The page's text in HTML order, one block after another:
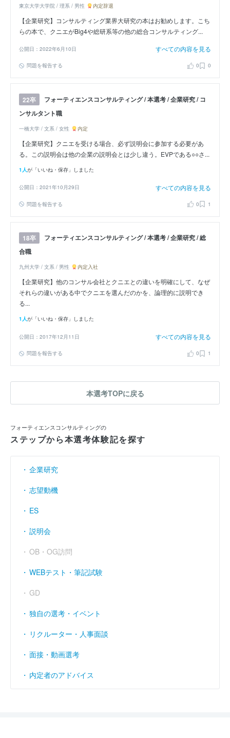
東京大学大学院 / 理系 / 男性 内定辞退
【企業研究】コンサルティング業界大研究の本はお勧めします。こち
らの本で、クニエがBig4や総研系等の他の総合コンサルティング...
公開日：2022年6月10日 すべての内容を見る
問題を報告する 0 0
22卒
フォーティエンスコンサルティング / 本選考 / 企業研究 / コ
ンサルタント職
一橋大学 / 文系 / 女性 内定
【企業研究】クニエを受ける場合、必ず説明会に参加する必要があ
る。この説明会は他の企業の説明会とは少し違う。EVPである○○さ...
1人が「いいね・保存」しました
公開日：2021年10月29日 すべての内容を見る
問題を報告する 0 1
18卒
フォーティエンスコンサルティング / 本選考 / 企業研究 / 総
合職
九州大学 / 文系 / 男性 内定入社
【企業研究】他のコンサル会社とクニエとの違いを明確にして、なぜ
それらの違いがある中でクニエを選んだのかを、論理的に説明でき
る...
1人が「いいね・保存」しました
公開日：2017年12月11日 すべての内容を見る
問題を報告する 0 1
本選考TOPに戻る
フォーティエンスコンサルティングの
ステップから本選考体験記を探す
企業研究
志望動機
ES
説明会
OB・OG訪問
WEBテスト・筆記試験
GD
独自の選考・イベント
リクルーター・人事面談
面接・動画選考
内定者のアドバイス